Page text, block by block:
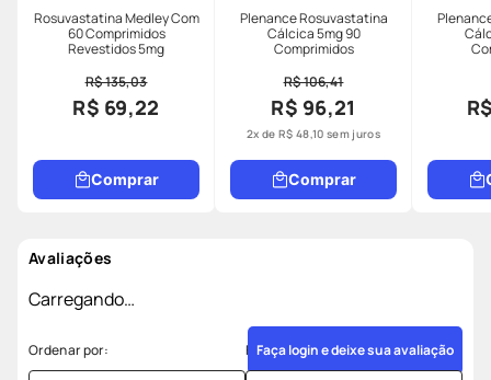
Rosuvastatina Medley Com
60 Comprimidos
Revestidos 5mg
R$ 135,03
R$ 69,22
Comprar
Plenance Rosuvastatina
Cálcica 5mg 90
Comprimidos
R$ 106,41
R$ 96,21
2x deR$ 48,10 sem juros
Comprar
Avaliações
Carregando…
Faça login e deixe sua avaliação